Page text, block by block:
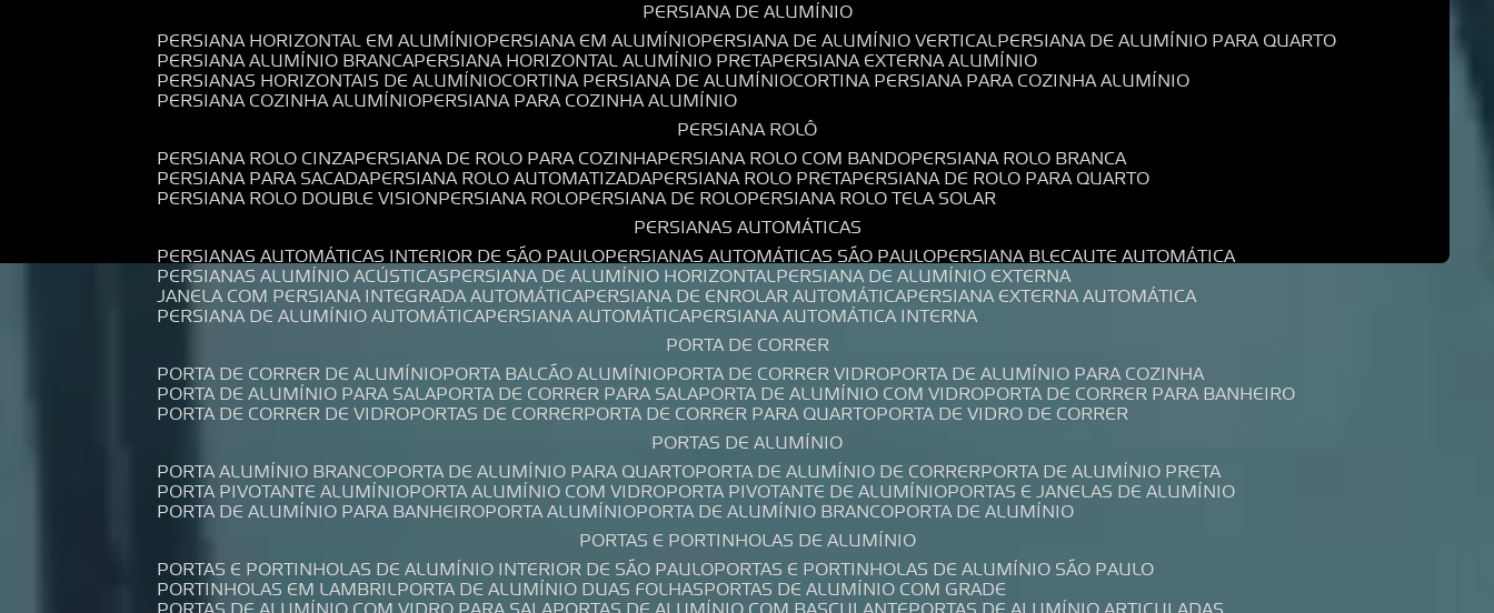
PERSIANA DE ALUMÍNIO
PERSIANA HORIZONTAL EM ALUMÍNIO PERSIANA EM ALUMÍNIO PERSIANA DE ALUMÍNIO VERTICAL PERSIANA DE ALUMÍNIO PARA QUARTO
PERSIANA ALUMÍNIO BRANCA PERSIANA HORIZONTAL ALUMÍNIO PRETA PERSIANA EXTERNA ALUMÍNIO
PERSIANAS HORIZONTAIS DE ALUMÍNIO CORTINA PERSIANA DE ALUMÍNIO CORTINA PERSIANA PARA COZINHA ALUMÍNIO
PERSIANA COZINHA ALUMÍNIO PERSIANA PARA COZINHA ALUMÍNIO
PERSIANA ROLÔ
PERSIANA ROLO CINZA PERSIANA DE ROLO PARA COZINHA PERSIANA ROLO COM BANDO PERSIANA ROLO BRANCA
PERSIANA PARA SACADA PERSIANA ROLO AUTOMATIZADA PERSIANA ROLO PRETA PERSIANA DE ROLO PARA QUARTO
PERSIANA ROLO DOUBLE VISION PERSIANA ROLO PERSIANA DE ROLO PERSIANA ROLO TELA SOLAR
PERSIANAS AUTOMÁTICAS
PERSIANAS AUTOMÁTICAS INTERIOR DE SÃO PAULO PERSIANAS AUTOMÁTICAS SÃO PAULO PERSIANA BLECAUTE AUTOMÁTICA
PERSIANAS ALUMÍNIO ACÚSTICAS PERSIANA DE ALUMÍNIO HORIZONTAL PERSIANA DE ALUMÍNIO EXTERNA
JANELA COM PERSIANA INTEGRADA AUTOMÁTICA PERSIANA DE ENROLAR AUTOMÁTICA PERSIANA EXTERNA AUTOMÁTICA
PERSIANA DE ALUMÍNIO AUTOMÁTICA PERSIANA AUTOMÁTICA PERSIANA AUTOMÁTICA INTERNA
PORTA DE CORRER
PORTA DE CORRER DE ALUMÍNIO PORTA BALCÃO ALUMÍNIO PORTA DE CORRER VIDRO PORTA DE ALUMÍNIO PARA COZINHA
PORTA DE ALUMÍNIO PARA SALA PORTA DE CORRER PARA SALA PORTA DE ALUMÍNIO COM VIDRO PORTA DE CORRER PARA BANHEIRO
PORTA DE CORRER DE VIDRO PORTAS DE CORRER PORTA DE CORRER PARA QUARTO PORTA DE VIDRO DE CORRER
PORTAS DE ALUMÍNIO
PORTA ALUMÍNIO BRANCO PORTA DE ALUMÍNIO PARA QUARTO PORTA DE ALUMÍNIO DE CORRER PORTA DE ALUMÍNIO PRETA
PORTA PIVOTANTE ALUMÍNIO PORTA ALUMÍNIO COM VIDRO PORTA PIVOTANTE DE ALUMÍNIO PORTAS E JANELAS DE ALUMÍNIO
PORTA DE ALUMÍNIO PARA BANHEIRO PORTA ALUMÍNIO PORTA DE ALUMÍNIO BRANCO PORTA DE ALUMÍNIO
PORTAS E PORTINHOLAS DE ALUMÍNIO
PORTAS E PORTINHOLAS DE ALUMÍNIO INTERIOR DE SÃO PAULO PORTAS E PORTINHOLAS DE ALUMÍNIO SÃO PAULO
PORTINHOLAS EM LAMBRIL PORTA DE ALUMÍNIO DUAS FOLHAS PORTAS DE ALUMÍNIO COM GRADE